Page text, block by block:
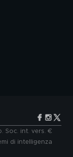
Soc. int. vers. €
di intelligenza